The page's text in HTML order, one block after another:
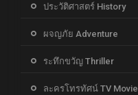
ประวัติศาสตร์ History
ผจญภัย Adventure
ระทึกขวัญ Thriller
ละครโทรทัศน์ TV Movie